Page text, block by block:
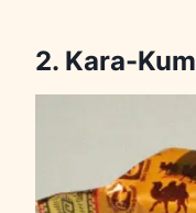
2. Kara-Kum